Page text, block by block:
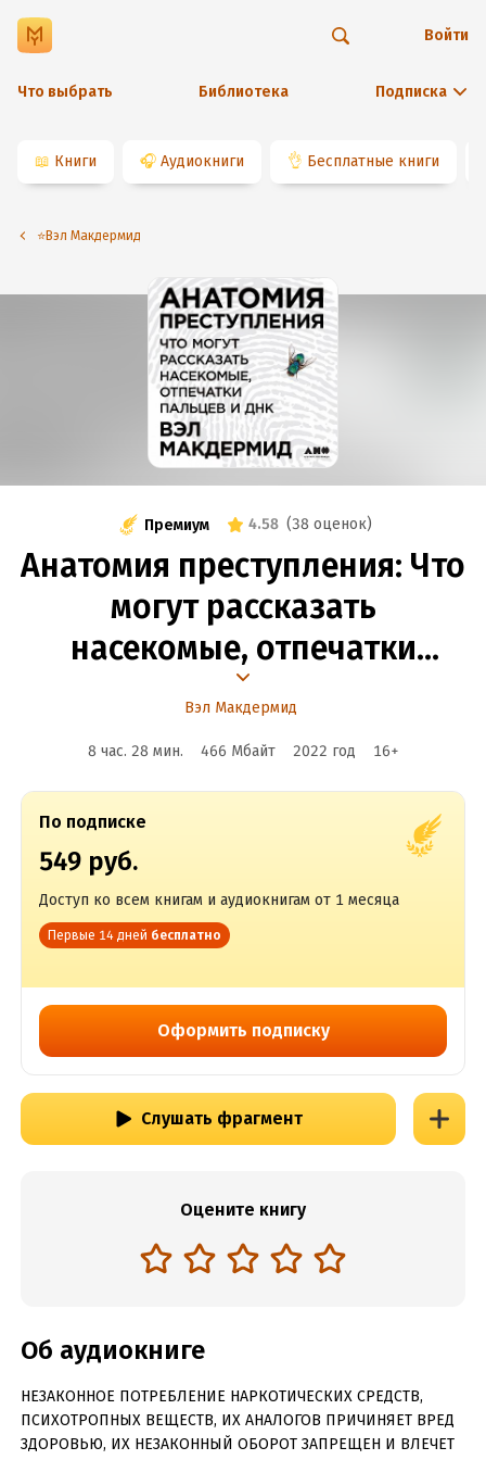
Что выбрать Библиотека Подписка
Войти
📖 Книги 🎧 Аудиокниги 👌 Бесплатные книги
⭐️Вэл Макдермид
Премиум 4.58 (38 оценок)
Анатомия преступления: Что
могут рассказать
насекомые, отпечатки
пальцев и ДНК
Вэл Макдермид
8 час. 28 мин. 466 Мбайт 2022 год 16+
По подписке
549 руб.
Доступ ко всем книгам и аудиокнигам от 1 месяца
Первые 14 дней бесплатно
Оформить подписку
Слушать фрагмент
Оцените книгу
Об аудиокниге
НЕЗАКОННОЕ ПОТРЕБЛЕНИЕ НАРКОТИЧЕСКИХ СРЕДСТВ,
ПСИХОТРОПНЫХ ВЕЩЕСТВ, ИХ АНАЛОГОВ ПРИЧИНЯЕТ ВРЕД
ЗДОРОВЬЮ, ИХ НЕЗАКОННЫЙ ОБОРОТ ЗАПРЕЩЕН И ВЛЕЧЕТ